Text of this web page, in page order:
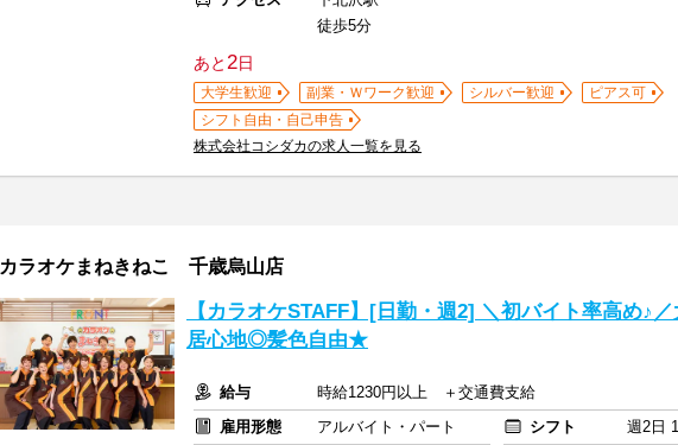
徒歩5分
あと2日
大学生歓迎 副業・Ｗワーク歓迎 シルバー歓迎
ピアス可
シフト自由・自己申告
株式会社コシダカの求人一覧を見る
カラオケまねきねこ 千歳烏山店
【カラオケSTAFF】[日勤・週2] ＼初バイト率高め♪
居心地◎髪色自由★
給与
時給1230円以上 ＋交通費支給
雇用形態
アルバイト・パート シフト
週2日